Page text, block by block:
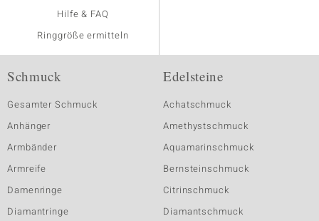
Hilfe & FAQ
Ringgröße ermitteln
Schmuck
Gesamter Schmuck
Anhänger
Armbänder
Armreife
Damenringe
Diamantringe
Edelsteine
Achatschmuck
Amethystschmuck
Aquamarinschmuck
Bernsteinschmuck
Citrinschmuck
Diamantschmuck